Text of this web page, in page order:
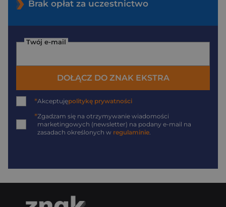
Brak opłat za uczestnictwo
Twój e-mail
DOŁĄCZ DO ZNAK EKSTRA
*Akceptujępolitykę prywatności
*Zgadzam się na otrzymywanie wiadomości
marketingowych (newsletter) na podany e-mail na
zasadach określonych w regulaminie